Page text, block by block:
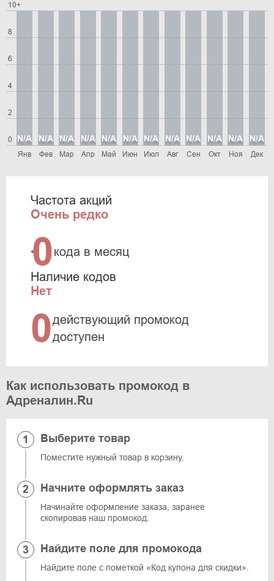
0
2
4
6
8
10+
Янв
N/A
Фев
N/A
Мар
N/A
Апр
N/A
Май
N/A
Июн
N/A
Июл
N/A
Авг
N/A
Сен
N/A
Окт
N/A
Ноя
N/A
Дек
N/A
Частота акций
Очень редко
<0кода в месяц
Наличие кодов
Нет
0действующий промокод
доступен
Как использовать промокод в
Адреналин.Ru
Выберите товар
Поместите нужный товар в корзину.
Начните оформлять заказ
Начинайте оформление заказа, заранее
скопировав наш промокод.
Найдите поле для промокода
Найдите поле с пометкой «Код купона для скидки».